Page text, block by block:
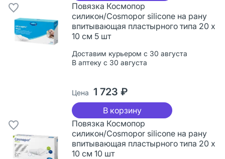
Повязка Космопор
силикон/Cosmopor silicone на рану
впитывающая пластырного типа 20 х
10 см 5 шт
Доставим курьером с 30 августа
В аптеку с 30 августа
Цена 1 723 ₽
В корзину
Повязка Космопор
силикон/Cosmopor silicone на рану
впитывающая пластырного типа 20 х
10 см 10 шт